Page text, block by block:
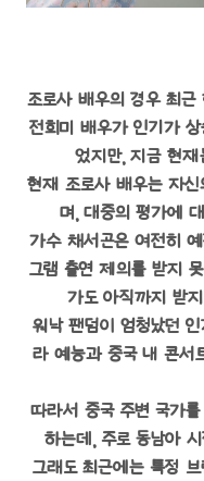
조로사 배우의 경우 최근
전희미 배우가 인기가
었지만, 지금 현
현재 조로사 배우는 자
며, 대중의 평가에
가수 채서곤은 여전히
그램 출연 제의를 받지
가도 아직까지 받
워낙 팬덤이 엄청났던
라 예능과 중국 내 콘서
따라서 중국 주변 국가
하는데, 주로 동남아
그래도 최근에는 특정